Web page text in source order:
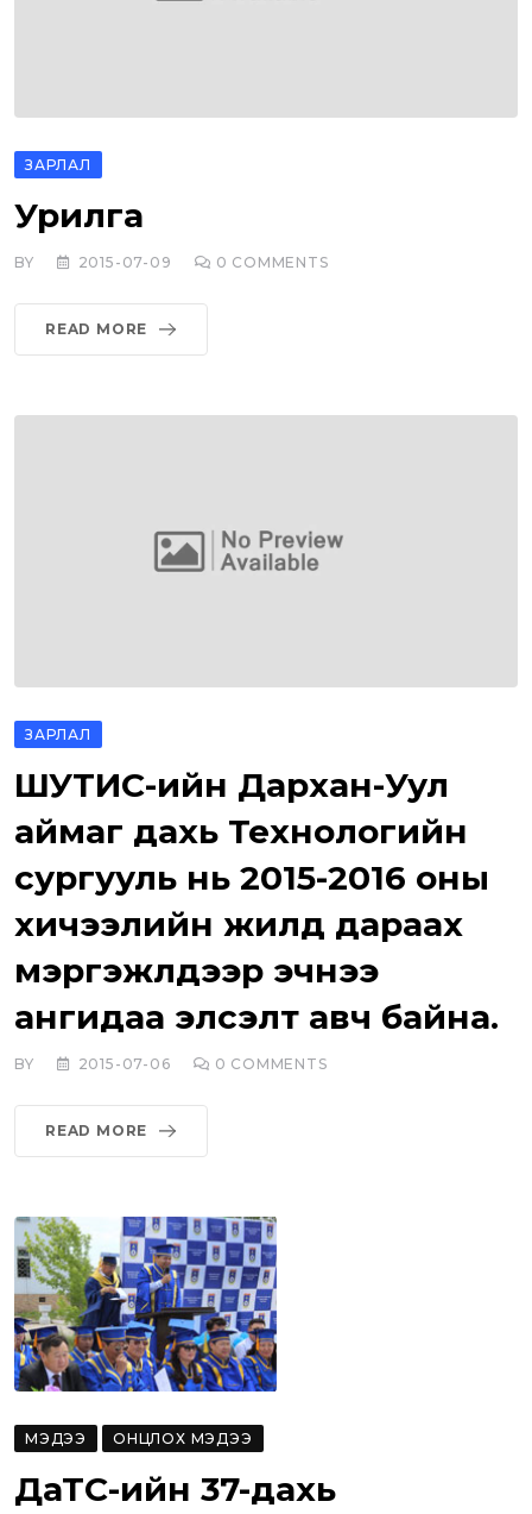
ЗАРЛАЛ
Урилга
BY 2015-07-09 0 COMMENTS
READ MORE
ЗАРЛАЛ
ШУТИС-ийн Дархан-Уул
аймаг дахь Технологийн
сургууль нь 2015-2016 оны
хичээлийн жилд дараах
мэргэжлүүдээр эчнээ
ангидаа элсэлт авч байна.
BY 2015-07-06 0 COMMENTS
READ MORE
МЭДЭЭ ОНЦЛОХ МЭДЭЭ
ДаТС-ийн 37-дахь